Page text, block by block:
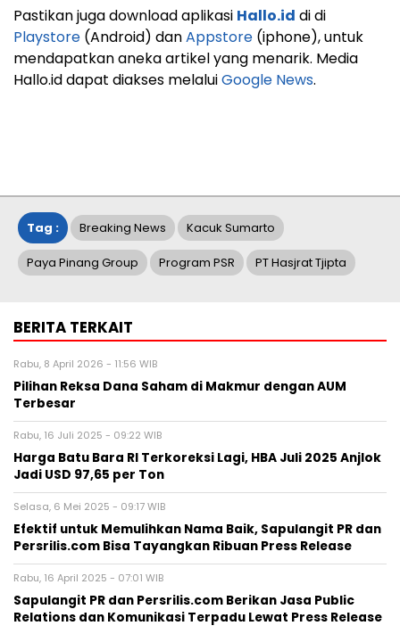
Pastikan juga download aplikasi Hallo.id di di
Playstore (Android) danAppstore (iphone), untuk
mendapatkan aneka artikel yang menarik. Media
Hallo.id dapat diakses melaluiGoogle News.
Tag : Breaking News Kacuk Sumarto
Paya Pinang Group Program PSR PT Hasjrat Tjipta
BERITA TERKAIT
Rabu, 8 April 2026 - 11:56 WIB
Pilihan Reksa Dana Saham di Makmur dengan AUM
Terbesar
Rabu, 16 Juli 2025 - 09:22 WIB
Harga Batu Bara RI Terkoreksi Lagi, HBA Juli 2025 Anjlok
Jadi USD 97,65 per Ton
Selasa, 6 Mei 2025 - 09:17 WIB
Efektif untuk Memulihkan Nama Baik, Sapulangit PR dan
Persrilis.com Bisa Tayangkan Ribuan Press Release
Rabu, 16 April 2025 - 07:01 WIB
Sapulangit PR dan Persrilis.com Berikan Jasa Public
Relations dan Komunikasi Terpadu Lewat Press Release